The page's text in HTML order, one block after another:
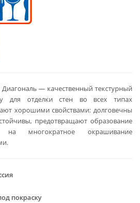
— качественный текстурный
для отделки стен во всех типах
хорошими свойствами: долговечны
предотвращают образование
на многократное окрашивание
покраску